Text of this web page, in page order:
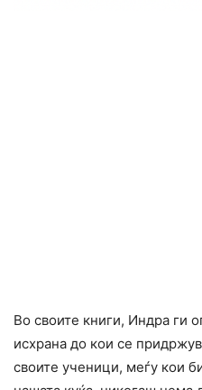
Во своите книги, Индра ги
исхрана до кои се
своите ученици, меѓу кои